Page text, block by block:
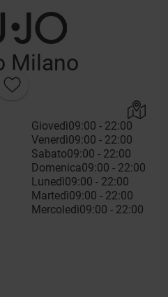
Milano
Giovedì09:00 - 22:00
Venerdì09:00 - 22:00
Sabato09:00 - 22:00
Domenica09:00 - 22:00
Lunedì09:00 - 22:00
Martedì09:00 - 22:00
Mercoledì09:00 - 22:00